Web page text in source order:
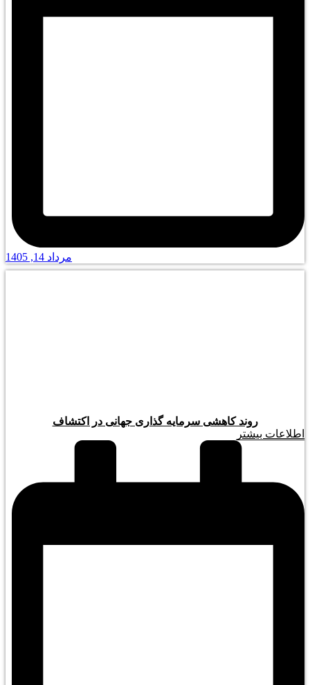
مرداد 14, 1405
روند کاهشی سرمایه گذاری جهانی در اکتشاف
اطلاعات بیشتر